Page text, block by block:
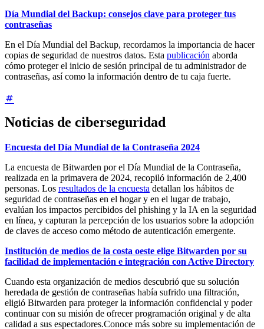
Día Mundial del Backup: consejos clave para proteger tus
contraseñas
En el Día Mundial del Backup, recordamos la importancia de hacer
copias de seguridad de nuestros datos. Esta publicación aborda
cómo proteger el inicio de sesión principal de tu administrador de
contraseñas, así como la información dentro de tu caja fuerte.
Noticias de ciberseguridad
Encuesta del Día Mundial de la Contraseña 2024
La encuesta de Bitwarden por el Día Mundial de la Contraseña,
realizada en la primavera de 2024, recopiló información de 2,400
personas. Los resultados de la encuesta detallan los hábitos de
seguridad de contraseñas en el hogar y en el lugar de trabajo,
evalúan los impactos percibidos del phishing y la IA en la seguridad
en línea, y capturan la percepción de los usuarios sobre la adopción
de claves de acceso como método de autenticación emergente.
Institución de medios de la costa oeste elige Bitwarden por su
facilidad de implementación e integración con Active Directory
Cuando esta organización de medios descubrió que su solución
heredada de gestión de contraseñas había sufrido una filtración,
eligió Bitwarden para proteger la información confidencial y poder
continuar con su misión de ofrecer programación original y de alta
calidad a sus espectadores.Conoce más sobre su implementación de